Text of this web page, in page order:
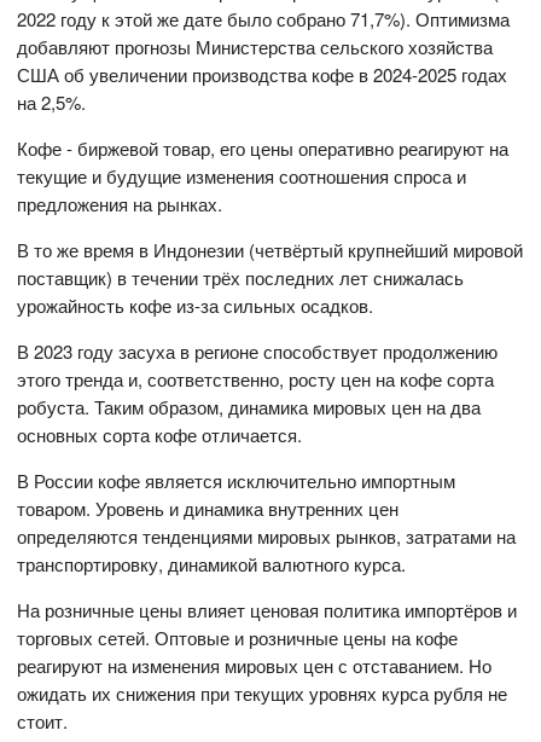
2022 году к этой же дате было собрано 71,7%). Оптимизма
добавляют прогнозы Министерства сельского хозяйства
США об увеличении производства кофе в 2024-2025 годах
на 2,5%.
Кофе - биржевой товар, его цены оперативно реагируют на
текущие и будущие изменения соотношения спроса и
предложения на рынках.
В то же время в Индонезии (четвёртый крупнейший мировой
поставщик) в течении трёх последних лет снижалась
урожайность кофе из-за сильных осадков.
В 2023 году засуха в регионе способствует продолжению
этого тренда и, соответственно, росту цен на кофе сорта
робуста. Таким образом, динамика мировых цен на два
основных сорта кофе отличается.
В России кофе является исключительно импортным
товаром. Уровень и динамика внутренних цен
определяются тенденциями мировых рынков, затратами на
транспортировку, динамикой валютного курса.
На розничные цены влияет ценовая политика импортёров и
торговых сетей. Оптовые и розничные цены на кофе
реагируют на изменения мировых цен с отставанием. Но
ожидать их снижения при текущих уровнях курса рубля не
стоит.